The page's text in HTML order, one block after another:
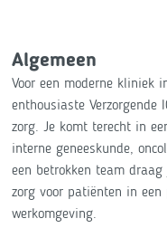
Algemeen
Voor een moderne kliniek
enthousiaste
zorg. Je komt terecht in
interne geneeskunde,
een betrokken team
zorg voor patiënten in een
werkomgeving.